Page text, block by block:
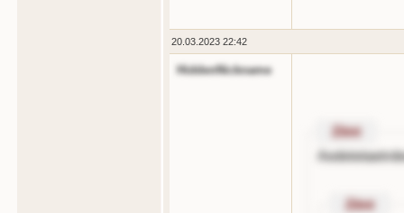
20.03.2023 22:42
HiddenNickname
Zitnt
Zitnt